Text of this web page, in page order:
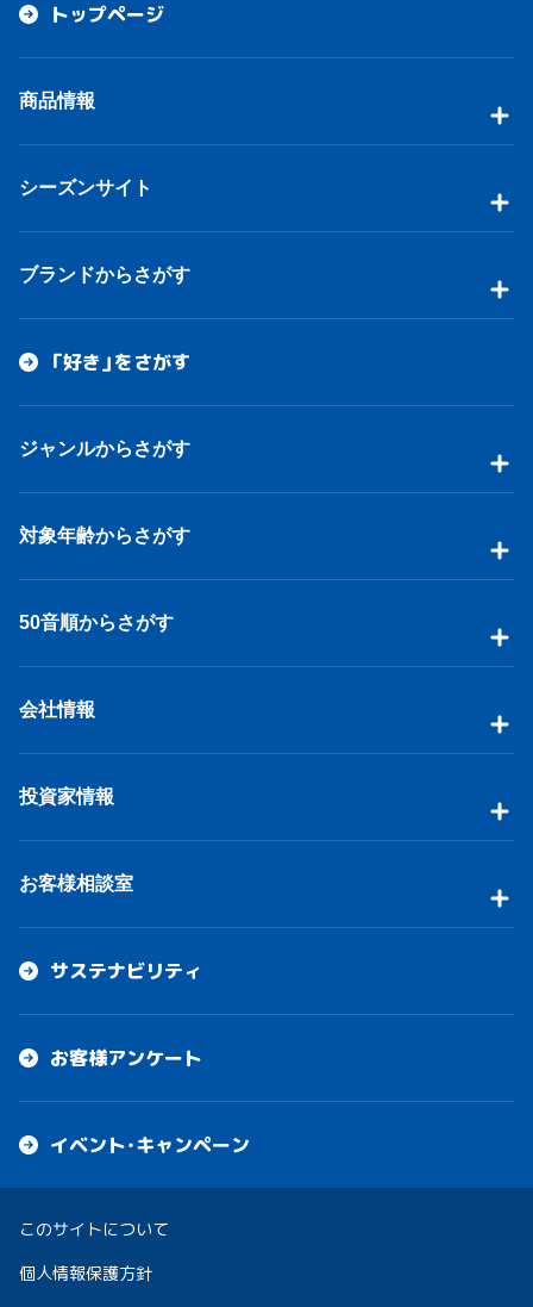
トップページ
商品情報
シーズンサイト
ブランドからさがす
「好き」をさがす
ジャンルからさがす
対象年齢からさがす
50音順からさがす
会社情報
投資家情報
お客様相談室
サステナビリティ
お客様アンケート
イベント・キャンペーン
このサイトについて
個人情報保護方針